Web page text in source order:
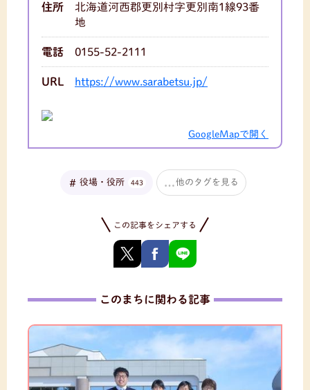
住所
北海道河西郡更別村字更別南1線93番
地
電話 0155-52-2111
URL https://www.sarabetsu.jp/
GoogleMapで開く
役場・役所 443 他のタグを見る
この記事をシェアする
このまちに関わる記事